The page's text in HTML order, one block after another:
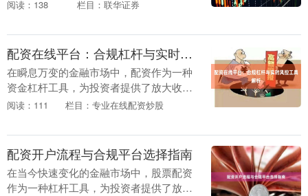
决策的宝贵精力。....
阅读：138 栏目：联华证券
配资在线平台：合规杠杆与实时风控工具解析
在瞬息万变的金融市场中，配资作为一种
资金杠杆工具，为投资者提供了放大收益
的可能性，同时也伴随着风险的成倍放
资线上炒股门户，线....
阅读：111 栏目：专业在线配资炒股
配资开户流程与合规平台选择指南
在当今快速变化的金融市场中，股票配资
作为一种杠杆工具，为投资者提供了放大